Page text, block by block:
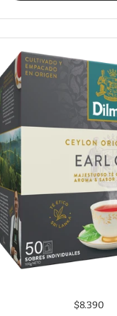
$8.390